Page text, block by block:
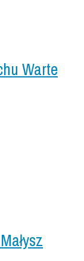
Warte